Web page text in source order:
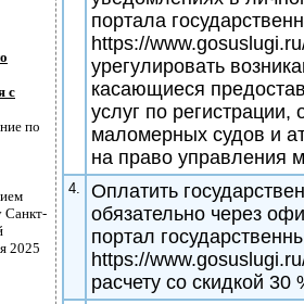
с
по
Санкт-
2025
портала
https://
урегулировать
касающиеся
услуг по регистрации,
маломерных судов и
на право управления
4.
Оплатить
обязательно через
портал
https://
расчету со скидкой 30